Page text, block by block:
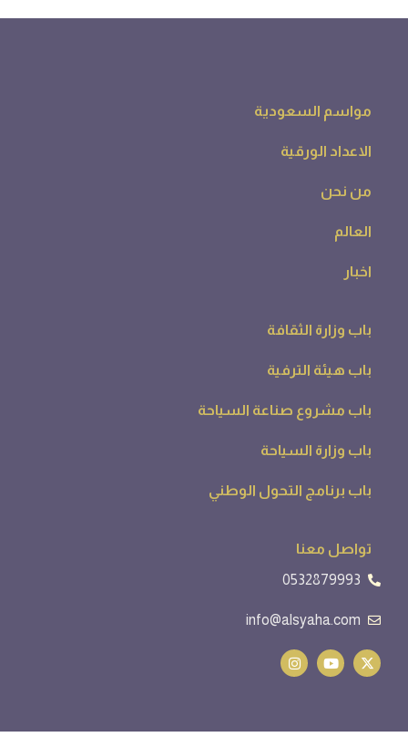
مواسم السعودية
الاعداد الورقية
من نحن
العالم
اخبار
باب وزارة الثقافة
باب هيئة الترفية
باب مشروع صناعة السياحة
باب وزارة السياحة
باب برنامج التحول الوطني
تواصل معنا
0532879993
info@alsyaha.com